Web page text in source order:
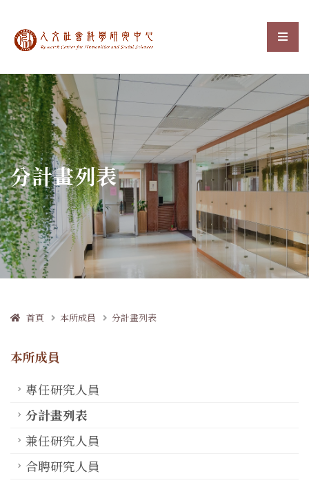
中央研究院人文社會科選
:::
分計畫列表
首頁 本所成員 分計畫列表
本所成員
專任研究人員
分計畫列表
兼任研究人員
合聘研究人員